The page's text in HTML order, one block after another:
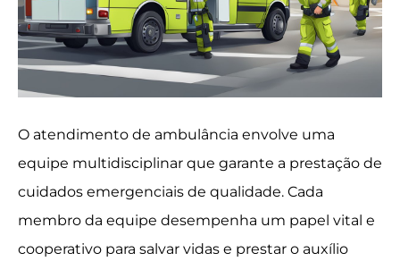
O atendimento de ambulância envolve uma
equipe multidisciplinar que garante a prestação de
cuidados emergenciais de qualidade. Cada
membro da equipe desempenha um papel vital e
cooperativo para salvar vidas e prestar o auxílio